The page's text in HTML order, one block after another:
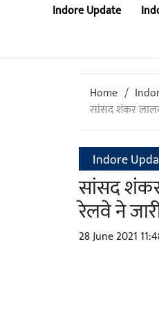
Indore Update
Home
सांसद शंकर
Indore
सांसद शंकर
रेलवे ने
28 June 2021